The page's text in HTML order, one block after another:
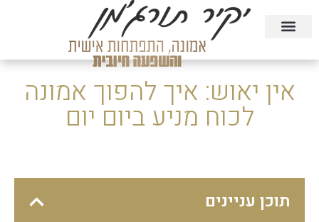
אין יאוש: איך להפוך אמונה
לכוח מניע ביום יום
תוכן עניינים